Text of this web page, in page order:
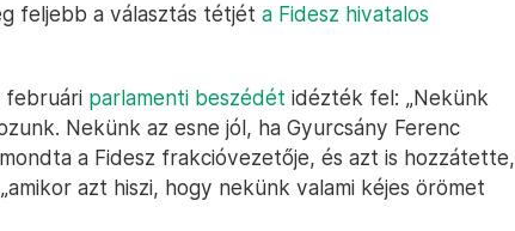
feljebb a választás tétjét a Fidesz hivatalos
februári parlamenti beszédét idézték fel: „Nekünk
Nekünk az esne jól, ha Gyurcsány Ferenc
a Fidesz frakcióvezetője, és azt is hozzátette,
azt hiszi, hogy nekünk valami kéjes örömet